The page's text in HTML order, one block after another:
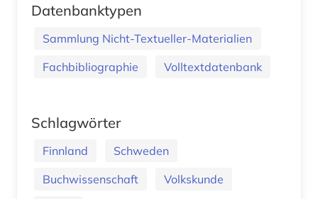
Datenbanktypen
Sammlung Nicht-Textueller-Materialien
Fachbibliographie
Volltextdatenbank
Schlagwörter
Finnland
Schweden
Buchwissenschaft
Volkskunde